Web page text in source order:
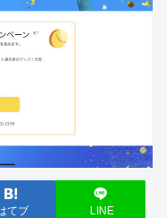
てブ LINE